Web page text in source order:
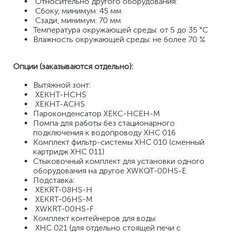
Сбоку, минимум: 45 мм
Сзади, минимум: 70 мм
Температура окружающей среды: от 5 до 35 °C
Влажность окружающей среды: не более 70 %
Опции (заказываются отдельно):
Вытяжной зонт:
XEKHT-HCHS
XEKHT-ACHS
Пароконденсатор XEKC-HCEH-M
Помпа для работы без стационарного
подключения к водопроводу XHC 016
Комплект фильтр-системы XHC 010 (сменный
картридж XHC 011)
Стыковочный комплект для установки одного
оборудования на другое​ XWKQT-00HS-E
Подставка:
XEKRT-08HS-H
XEKRT-06HS-M
XWKRT-00HS-F
Комплект контейнеров для воды: